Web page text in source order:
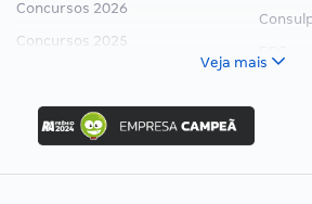
Concursos 2026
Concursos 2025
Concurso Nacional Unificado
Concurso Ibama
Concurso MPU
Editais publicados
Veja mais